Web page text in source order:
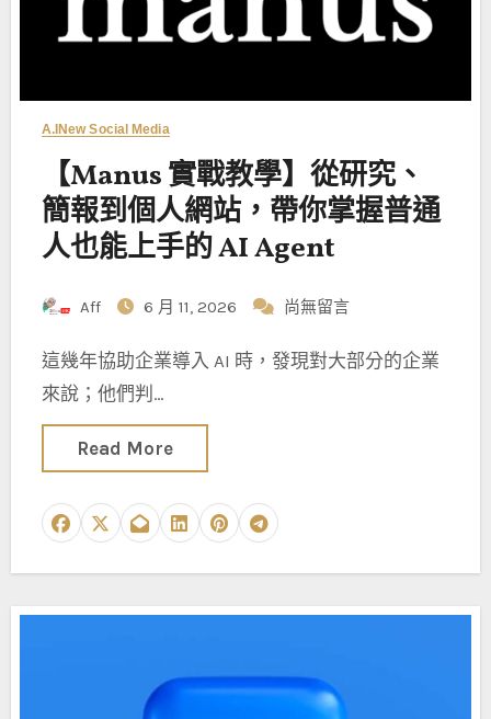
A.INew Social Media
【Manus 實戰教學】從研究、
簡報到個人網站，帶你掌握普通
人也能上手的 AI Agent
Aff 6 月 11, 2026 尚無留言
這幾年協助企業導入 AI 時，發現對大部分的企業
來說；他們判…
Read More